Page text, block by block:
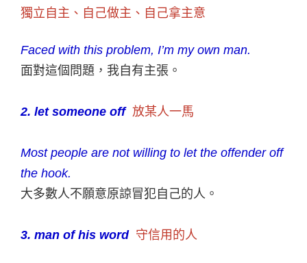
獨立自主、自己做主、自己拿主意
Faced with this problem, I’m my own man.
面對這個問題，我自有主張。
2. let someone off 放某人一馬
Most people are not willing to let the offender off
the hook.
大多數人不願意原諒冒犯自己的人。
3. man of his word 守信用的人